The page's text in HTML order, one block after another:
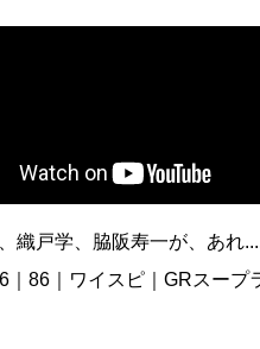
織戸学、脇阪寿一が、あれ
｜86｜ワイスピ｜GRスープ